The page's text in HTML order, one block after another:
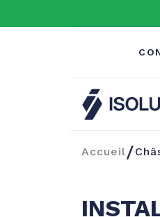
Accueil/